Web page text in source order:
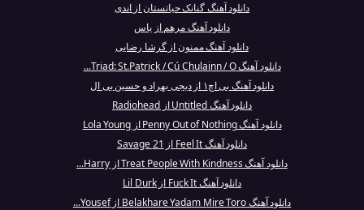
دانلود آهنگ گنانک حیاتستان از اندی
دانلود آهنگ مرهم از یاس
دانلود آهنگ ممنون از گرشا رضایی
دانلود آهنگ Triad: St.Patrick / Cú Chulainn / O...
دانلود آهنگ بی اچ۱ از دیجی بهراد و حسین بی ال
دانلود آهنگ Untitled از Radiohead
دانلود آهنگ Penny Out of Nothing از Lola Young
دانلود آهنگ Feel It از 21 Savage
دانلود آهنگ Treat People With Kindness از Harry...
دانلود آهنگ Fuck It از Lil Durk
دانلود آهنگ Belakhare Yadam Mire Toro از Yousef...